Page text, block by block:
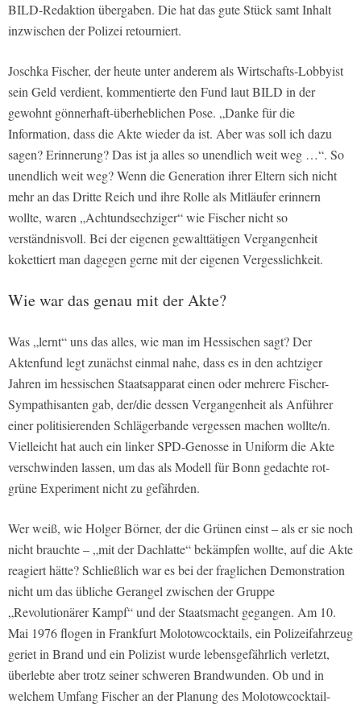
BILD-Redaktion übergaben. Die hat das gute Stück samt Inhalt
inzwischen der Polizei retourniert.
Joschka Fischer, der heute unter anderem als Wirtschafts-Lobbyist
sein Geld verdient, kommentierte den Fund laut BILD in der
gewohnt gönnerhaft-überheblichen Pose. „Danke für die
Information, dass die Akte wieder da ist. Aber was soll ich dazu
sagen? Erinnerung? Das ist ja alles so unendlich weit weg …“. So
unendlich weit weg? Wenn die Generation ihrer Eltern sich nicht
mehr an das Dritte Reich und ihre Rolle als Mitläufer erinnern
wollte, waren „Achtundsechziger“ wie Fischer nicht so
verständnisvoll. Bei der eigenen gewalttätigen Vergangenheit
kokettiert man dagegen gerne mit der eigenen Vergesslichkeit.
Wie war das genau mit der Akte?
Was „lernt“ uns das alles, wie man im Hessischen sagt? Der
Aktenfund legt zunächst einmal nahe, dass es in den achtziger
Jahren im hessischen Staatsapparat einen oder mehrere Fischer-
Sympathisanten gab, der/die dessen Vergangenheit als Anführer
einer politisierenden Schlägerbande vergessen machen wollte/n.
Vielleicht hat auch ein linker SPD-Genosse in Uniform die Akte
verschwinden lassen, um das als Modell für Bonn gedachte rot-
grüne Experiment nicht zu gefährden.
Wer weiß, wie Holger Börner, der die Grünen einst – als er sie noch
nicht brauchte – „mit der Dachlatte“ bekämpfen wollte, auf die Akte
reagiert hätte? Schließlich war es bei der fraglichen Demonstration
nicht um das übliche Gerangel zwischen der Gruppe
„Revolutionärer Kampf“ und der Staatsmacht gegangen. Am 10.
Mai 1976 flogen in Frankfurt Molotowcocktails, ein Polizeifahrzeug
geriet in Brand und ein Polizist wurde lebensgefährlich verletzt,
überlebte aber trotz seiner schweren Brandwunden. Ob und in
welchem Umfang Fischer an der Planung des Molotowcocktail-